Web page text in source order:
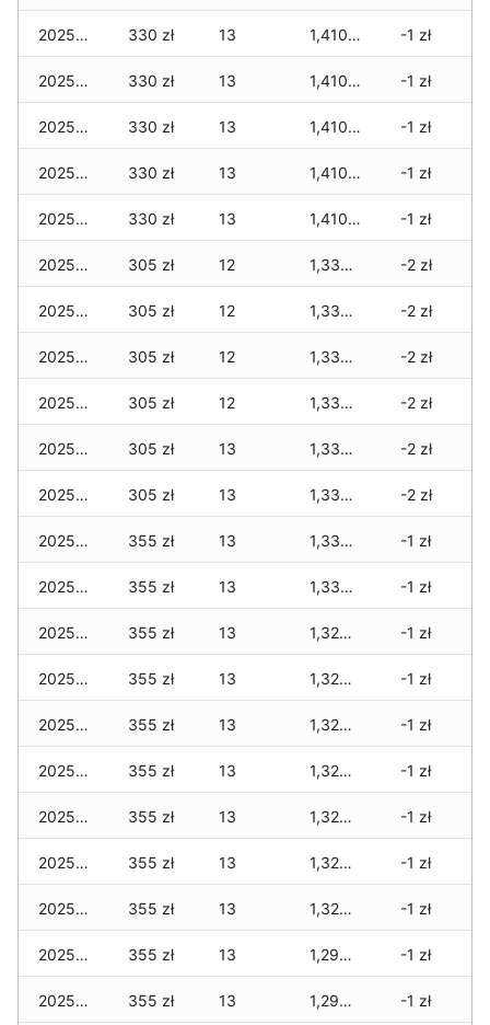
2025-12-09 330 zł 13 1,410 zł -1 zł
2025-12-08 330 zł 13 1,410 zł -1 zł
2025-12-07 330 zł 13 1,410 zł -1 zł
2025-12-06 330 zł 13 1,410 zł -1 zł
2025-12-05 330 zł 13 1,410 zł -1 zł
2025-12-04 305 zł 12 1,335 zł -2 zł
2025-12-03 305 zł 12 1,335 zł -2 zł
2025-12-02 305 zł 12 1,335 zł -2 zł
2025-12-01 305 zł 12 1,335 zł -2 zł
2025-11-30 305 zł 13 1,335 zł -2 zł
2025-11-29 305 zł 13 1,335 zł -2 zł
2025-11-28 355 zł 13 1,335 zł -1 zł
2025-11-27 355 zł 13 1,335 zł -1 zł
2025-11-26 355 zł 13 1,320 zł -1 zł
2025-11-25 355 zł 13 1,320 zł -1 zł
2025-11-24 355 zł 13 1,320 zł -1 zł
2025-11-23 355 zł 13 1,320 zł -1 zł
2025-11-22 355 zł 13 1,320 zł -1 zł
2025-11-21 355 zł 13 1,320 zł -1 zł
2025-11-20 355 zł 13 1,320 zł -1 zł
2025-11-19 355 zł 13 1,295 zł -1 zł
2025-11-18 355 zł 13 1,295 zł -1 zł